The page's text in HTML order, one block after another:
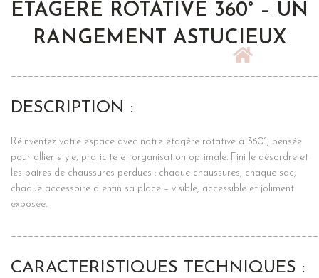
ÉTAGÈRE ROTATIVE 360° – UN
RANGEMENT ASTUCIEUX
DESCRIPTION :
Réinventez votre espace avec notre étagère rotative à 360°, pensée
pour allier style, praticité et organisation optimale. Fini le désordre et
les paires de chaussures perdues : chaque chaussures, chaque sac,
chaque accessoire a enfin sa place – visible, accessible et joliment
exposée.
CARACTERISTIQUES TECHNIQUES :